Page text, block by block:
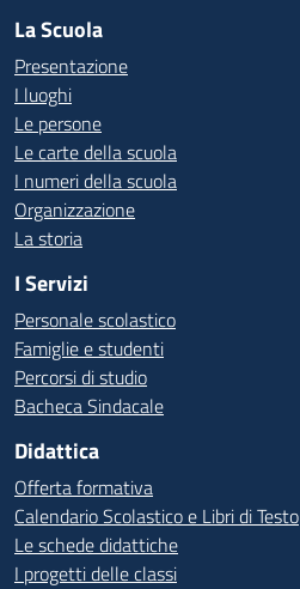
La Scuola
Presentazione
I luoghi
Le persone
Le carte della scuola
I numeri della scuola
Organizzazione
La storia
I Servizi
Personale scolastico
Famiglie e studenti
Percorsi di studio
Bacheca Sindacale
Didattica
Offerta formativa
Calendario Scolastico e Libri di Testo
Le schede didattiche
I progetti delle classi